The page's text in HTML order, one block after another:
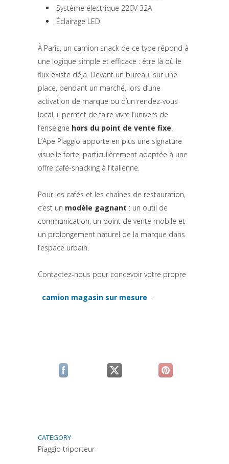
Système électrique 220V 32A
Éclairage LED
À Paris, un camion snack de ce type répond à
une logique simple et efficace : être là où le
flux existe déjà. Devant un bureau, sur une
place, pendant un marché, lors d’une
activation de marque ou d’un rendez-vous
local, il permet de faire vivre l’univers de
l’enseigne hors du point de vente fixe.
L’Ape Piaggio apporte en plus une signature
visuelle forte, particulièrement adaptée à une
offre café-snacking à l’italienne.
Pour les cafés et les chaînes de restauration,
c’est un modèle gagnant : un outil de
communication, un point de vente mobile et
un prolongement naturel de la marque dans
l’espace urbain.
Contactez-nous pour concevoir votre propre
camion magasin sur mesure
(si apre in una nuova scheda)
.
(si apre in una nuova scheda)
(si apre in una nuova scheda)
(si apre in una
CATEGORY
Piaggio triporteur